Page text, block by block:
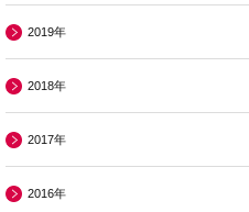
2019年
2018年
2017年
2016年